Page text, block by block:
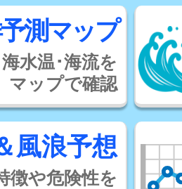
測マップ
水温･海流を
マップで確認
風浪予想
徴や危険性を